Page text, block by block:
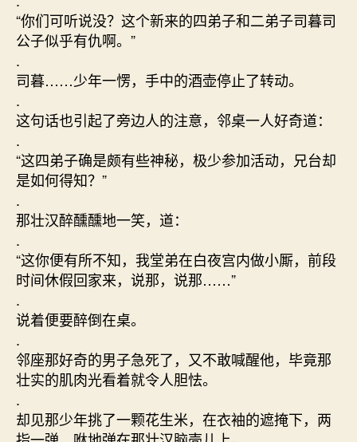
“你们可听说没？这个新来的四弟子和二弟子司暮司
公子似乎有仇啊。”
.
司暮……少年一愣，手中的酒壶停止了转动。
.
这句话也引起了旁边人的注意，邻桌一人好奇道：
.
“这四弟子确是颇有些神秘，极少参加活动，兄台却
是如何得知？”
.
那壮汉醉醺醺地一笑，道：
.
“这你便有所不知，我堂弟在白夜宫内做小厮，前段
时间休假回家来，说那，说那……”
.
说着便要醉倒在桌。
.
邻座那好奇的男子急死了，又不敢喊醒他，毕竟那
壮实的肌肉光看着就令人胆怯。
.
却见那少年挑了一颗花生米，在衣袖的遮掩下，两